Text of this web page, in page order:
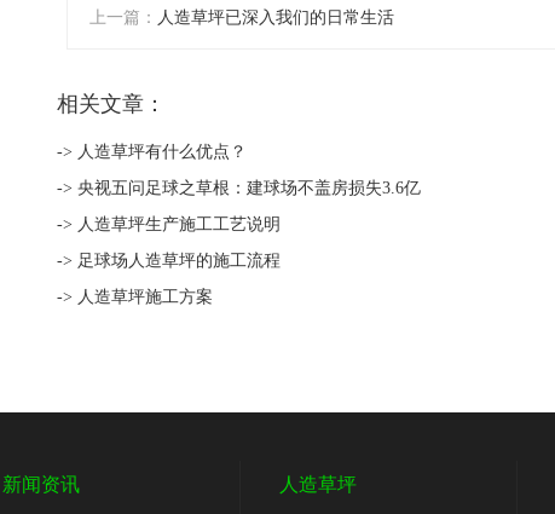
上一篇： 人造草坪已深入我们的日常生活
相关文章：
-> 人造草坪有什么优点？
-> 央视五问足球之草根：建球场不盖房损失3.6亿
-> 人造草坪生产施工工艺说明
-> 足球场人造草坪的施工流程
-> 人造草坪施工方案
新闻资讯 人造草坪